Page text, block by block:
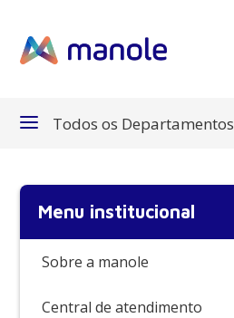
Todos os Departamentos
Departamentos
Cursos
Menu institucional
Sobre a manole
Central de atendimento